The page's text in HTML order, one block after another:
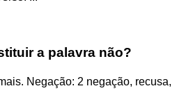
a palavra não?
Negação: 2 negação, recusa,